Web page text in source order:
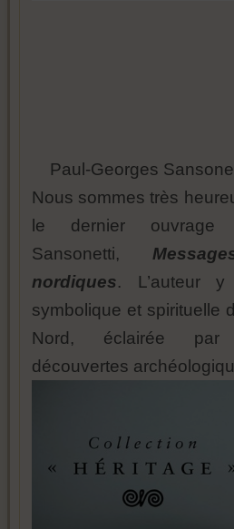
Paul-Georges
Nous sommes très
le dernier ouvrage
Sansonetti,
nordiques. L’auteur
symbolique et spirituelle
Nord, éclairée par
découvertes